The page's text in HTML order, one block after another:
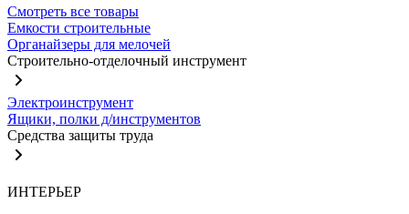
Смотреть все товары
Емкости строительные
Органайзеры для мелочей
Строительно-отделочный инструмент
Электроинструмент
Ящики, полки д/инструментов
Средства защиты труда
ИНТЕРЬЕР